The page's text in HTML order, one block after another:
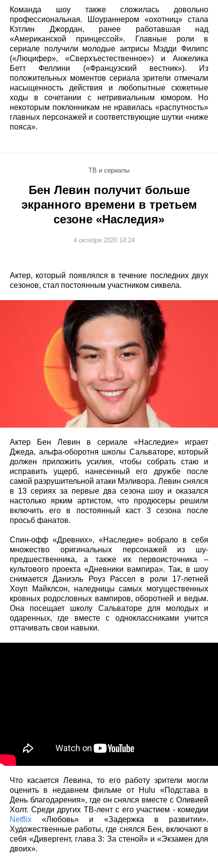
Команда шоу также сложилась довольно
профессиональная. Шоураннером «охотниц» стала
Кэтлин Джордан, ранее работавшая над
«Американской принцессой». Главные роли в
сериале получили молодые актрисы Мэдди Филипс
(«Люцифер», «Сверхъестественное») и Анжелика
Бетт Феллини («Французский вестник»). Из
положительных моментов сериала зрители отмечали
насыщенность действия и любопытные сюжетные
ходы в сочетании с нетривиальным юмором. Но
некоторым поклонникам не нравилась «распутность»
главных персонажей и соответствующие шутки «ниже
пояса».
ТВ и сериалы
Бен Левин получит больше
экранного времени в третьем
сезоне «Наследия»
4 октября 2020 14:24
Актер, который появлялся в течение последних двух
сезонов, стал постоянным участником сиквела.
Актер Бен Левин в сериале «Наследие» играет
Джеда, альфа-оборотня школы Сальваторе, который
должен приложить усилия, чтобы собрать стаю и
исправить ущерб, нанесенный его дружбе после
самой разрушительной атаки Мэливора. Левин снялся
в 13 сериях за первые два сезона шоу и оказался
настолько ярким артистом, что продюсеры решили
включить его в постоянный каст 3 сезона после
просьб фанатов.
Спин-офф «Древних», «Наследие» вобрало в себя
множество оригинальных персонажей из шу-
предшественника, а также их первоисточника –
культового проекта «Дневники вампира». Так, в шоу
снимается Даниэль Роуз Рассел в роли 17-летней
Хоуп Майклсон, наледницы самых могущественных
кровных родословных вампиров, оборотней и ведьм.
Она посещает школу Сальваторе для молодых и
одаренных, где вместе с одноклассниками учится
оттачивать свои навыки.
Что касается Левина, то его работу зрители могли
оценить в недавнем фильме от Hulu «Подстава в
День благодарения», где он снялся вместе с Оливией
Холт. Среди других ТВ-лент с его участием - комедии
Netflix «Любовь» и «Задержка в развитии».
Художественные работы, где снялся Бен, включают в
себя «Дивергент, глава 3: За стеной» и «Экзамен для
двоих».